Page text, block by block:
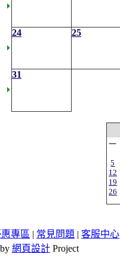
24 25
31
一
5
12
19
26
專區 | 常見問題 | 客服中心
網頁設計 Project